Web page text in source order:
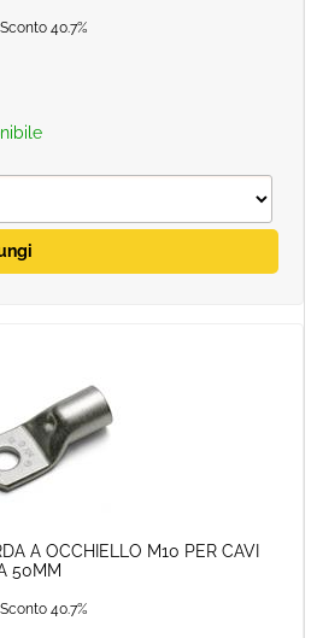
Sconto 40.7%
A OCCHIELLO M10 PER CAVI
50MM
Sconto 40.7%